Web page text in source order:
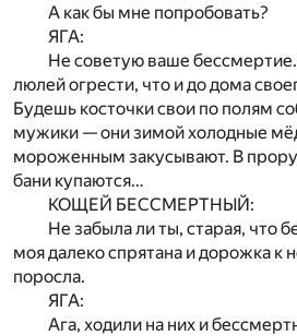
А как бы мне попробовать?
ЯГА:
Не советую ваше
люлей огрести, что и до дома
Будешь косточки свои по полям
мужики — они зимой холодные
мороженным закусывают. В
бани купаются…
КОЩЕЙ БЕССМЕРТНЫЙ:
Не забыла ли ты, старая, что
моя далеко спрятана и дорожка к
поросла.
ЯГА:
Ага, ходили на них и